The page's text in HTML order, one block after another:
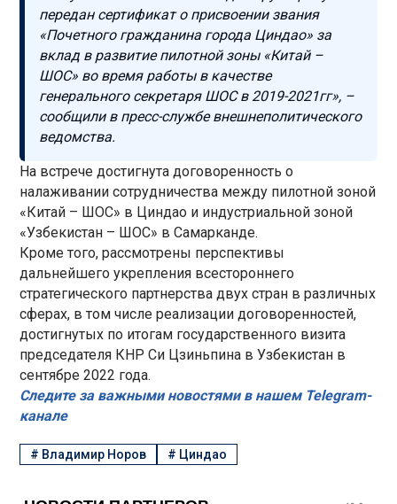
передан сертификат о присвоении звания
«Почетного гражданина города Циндао» за
вклад в развитие пилотной зоны «Китай –
ШОС» во время работы в качестве
генерального секретаря ШОС в 2019-2021гг», –
сообщили в пресс-службе внешнеполитического
ведомства.
На встрече достигнута договоренность о
налаживании сотрудничества между пилотной зоной
«Китай – ШОС» в Циндао и индустриальной зоной
«Узбекистан – ШОС» в Самарканде.
Кроме того, рассмотрены перспективы
дальнейшего укрепления всестороннего
стратегического партнерства двух стран в различных
сферах, в том числе реализации договоренностей,
достигнутых по итогам государственного визита
председателя КНР Си Цзиньпина в Узбекистан в
сентябре 2022 года.
Следите за важными новостями в нашем Telegram-
канале
# Владимир Норов # Циндао